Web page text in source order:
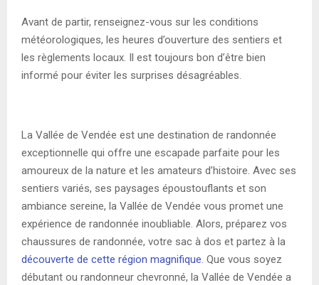
Avant de partir, renseignez-vous sur les conditions
météorologiques, les heures d’ouverture des sentiers et
les règlements locaux. Il est toujours bon d’être bien
informé pour éviter les surprises désagréables.
La Vallée de Vendée est une destination de randonnée
exceptionnelle qui offre une escapade parfaite pour les
amoureux de la nature et les amateurs d’histoire. Avec ses
sentiers variés, ses paysages époustouflants et son
ambiance sereine, la Vallée de Vendée vous promet une
expérience de randonnée inoubliable. Alors, préparez vos
chaussures de randonnée, votre sac à dos et partez à la
découverte de cette région magnifique. Que vous soyez
débutant ou randonneur chevronné, la Vallée de Vendée a